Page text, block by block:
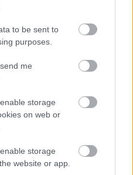
to be sent to
purposes.
me
storage
on web or
storage
website or app.
cikkeit aGoogle hírekben